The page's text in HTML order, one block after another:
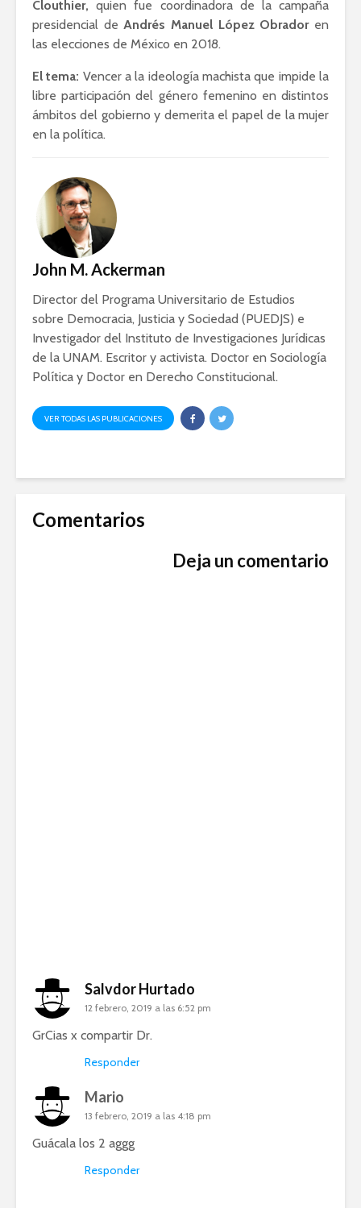
Clouthier,quien fue coordinadora de la campaña
presidencial de Andrés Manuel López Obradoren
las elecciones de México en 2018.
El tema: Vencer a la ideología machista que impide la
libre participación del género femenino en distintos
ámbitos del gobierno y demerita el papel de la mujer
en la política.
John M. Ackerman
Director del Programa Universitario de Estudios
sobre Democracia, Justicia y Sociedad (PUEDJS) e
Investigador del Instituto de Investigaciones Jurídicas
de la UNAM. Escritor y activista. Doctor en Sociología
Política y Doctor en Derecho Constitucional.
VER TODAS LAS PUBLICACIONES
Comentarios
Deja un comentario
Salvdor Hurtado
12 febrero, 2019 a las 6:52 pm
GrCias x compartir Dr.
Responder
Mario
13 febrero, 2019 a las 4:18 pm
Guácala los 2 aggg
Responder
la 4T
Debate entre John
La cumbre AMLO-
Trump
derecho
La